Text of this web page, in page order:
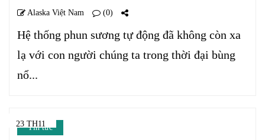
Alaska Việt Nam (0)
Hệ thống phun sương tự động đã không còn xa
lạ với con người chúng ta trong thời đại bùng
nổ...
23 TH11
Tin tức